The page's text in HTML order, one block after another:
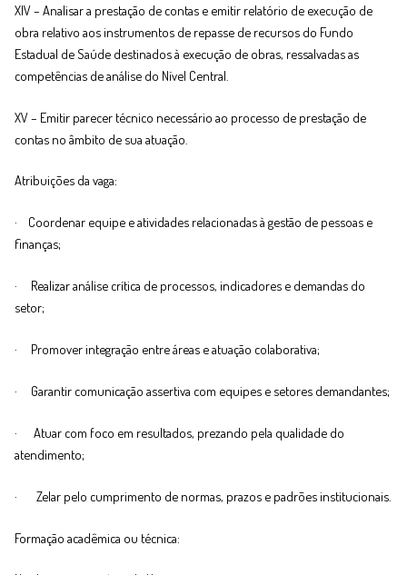
XIV – Analisar a prestação de contas e emitir relatório de execução de
obra relativo aos instrumentos de repasse de recursos do Fundo
Estadual de Saúde destinados à execução de obras, ressalvadas as
competências de análise do Nível Central.
XV – Emitir parecer técnico necessário ao processo de prestação de
contas no âmbito de sua atuação.
Atribuições da vaga:
· Coordenar equipe e atividades relacionadas à gestão de pessoas e
finanças;
· Realizar análise crítica de processos, indicadores e demandas do
setor;
· Promover integração entre áreas e atuação colaborativa;
· Garantir comunicação assertiva com equipes e setores demandantes;
· Atuar com foco em resultados, prezando pela qualidade do
atendimento;
· Zelar pelo cumprimento de normas, prazos e padrões institucionais.
Formação acadêmica ou técnica: